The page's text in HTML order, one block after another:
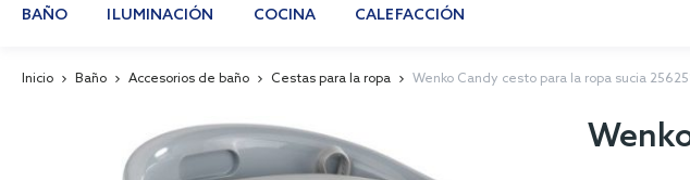
BAÑO ILUMINACIÓN COCINA CALEFACCIÓN
Inicio Baño Accesorios de baño Cestas para la ropa Wenko Candy cesto para la ropa sucia